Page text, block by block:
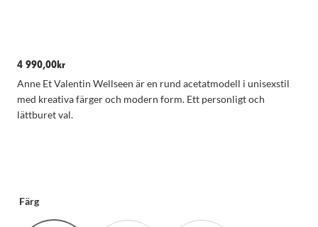
4 990,00 kr
Anne Et Valentin Wellseen är en rund acetatmodell i unisexstil
med kreativa färger och modern form. Ett personligt och
lättburet val.
Färg
hemsidan